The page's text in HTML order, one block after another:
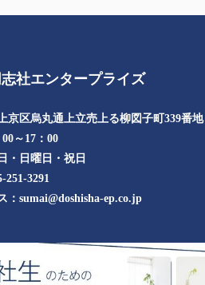
社エンタープライズ
京区烏丸通上立売上る柳図子町339番地​​
00～17：00
・日曜日・祝日
251-3291
： sumai@doshisha-ep.co.jp